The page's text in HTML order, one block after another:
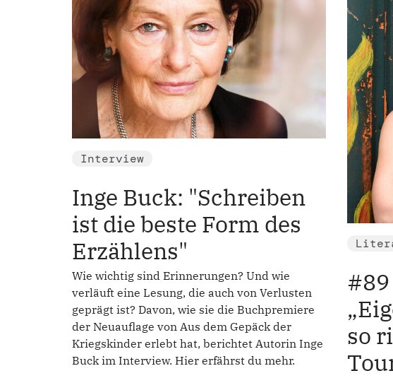
Interview
Inge Buck: "Schreiben
ist die beste Form des
Erzählens"
Wie wichtig sind Erinnerungen? Und wie
verläuft eine Lesung, die auch von Verlusten
geprägt ist? Davon, wie sie die Buchpremiere
der Neuauflage von Aus dem Gepäck der
Kriegskinder erlebt hat, berichtet Autorin Inge
Buck im Interview. Hier erfährst du mehr.
#89
so